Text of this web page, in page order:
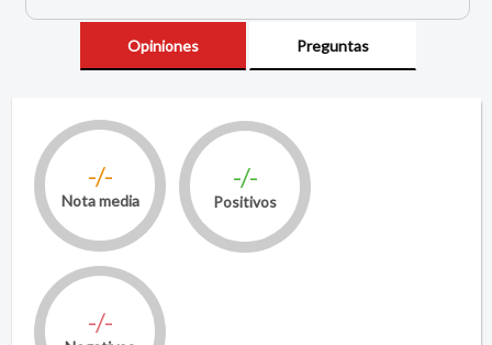
Opiniones Preguntas
-/-
Nota media
-/-
Positivos
-/-